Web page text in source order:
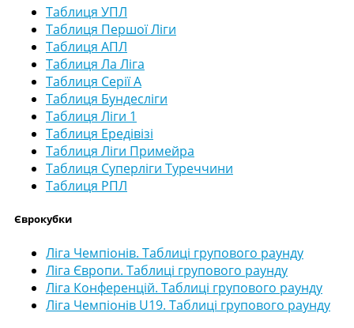
Таблиця УПЛ
Таблиця Першої Ліги
Таблиця АПЛ
Таблиця Ла Ліга
Таблиця Серії А
Таблиця Бундесліги
Таблиця Ліги 1
Таблиця Ередівізі
Таблиця Ліги Примейра
Таблиця Суперліги Туреччини
Таблиця РПЛ
Єврокубки
Ліга Чемпіонів. Таблиці групового раунду
Ліга Європи. Таблиці групового раунду
Ліга Конференцій. Таблиці групового раунду
Ліга Чемпіонів U19. Таблиці групового раунду